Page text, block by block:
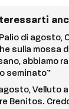
di agosto,
sulla mossa
abbiamo
seminato”
Velluto
Benitos.